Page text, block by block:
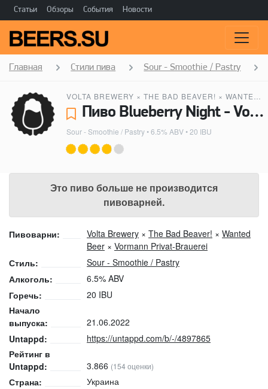
Статьи Обзоры События Новости
Главная Стили пива Sour - Smoothie / Pastry
VOLTA BREWERY × THE BAD BEAVER! × WANTED BEER
Пиво Blueberry Night - Volta Brewery, The Bad Beaver!, Wanted Beer, Vormann Privat-Brauerei
Sour - Smoothie / Pastry• 6.5% ABV • 20 IBU
Это пиво больше не производится
пивоварней.
Пивоварни: Volta Brewery × The Bad Beaver! × Wanted
Beer × Vormann Privat-Brauerei
Стиль:
Sour - Smoothie / Pastry
Алкоголь:
6.5% ABV
Горечь:
20 IBU
Начало
выпуска:
21.06.2022
Untappd:
https://untappd.com/b/-/4897865
Рейтинг в
Untappd:
3.866 (154 оценки)
Страна: Украина